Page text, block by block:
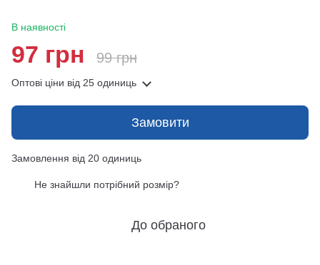
В наявності
97 грн 99 грн
Оптові ціни від 25 одиниць
Замовити
Замовлення від 20 одиниць
Не знайшли потрібний розмір?
До обраного